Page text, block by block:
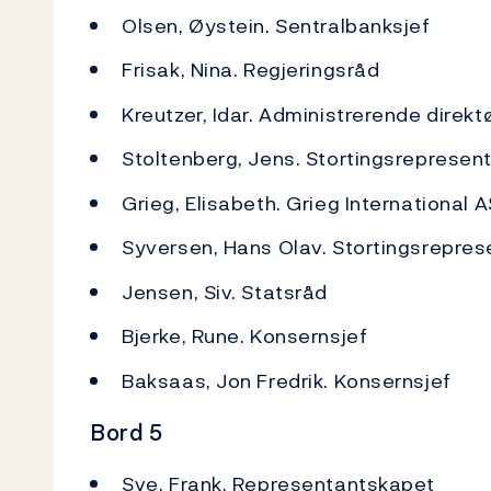
Olsen, Øystein. Sentralbanksjef
Frisak, Nina. Regjeringsråd
Kreutzer, Idar. Administrerende
Stoltenberg, Jens.
Grieg, Elisabeth. Grieg International
Syversen, Hans Olav.
Jensen, Siv. Statsråd
Bjerke, Rune. Konsernsjef
Baksaas, Jon Fredrik. Konsernsjef
Bord 5
Sve, Frank. Representantskapet